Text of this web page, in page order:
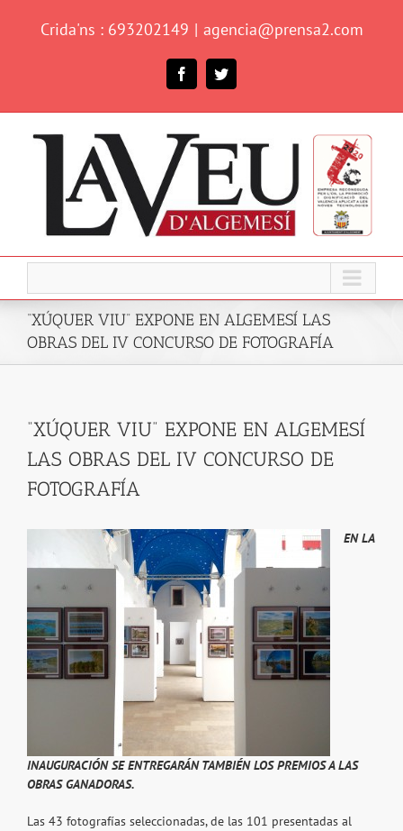
Crida'ns : 693202149 | agencia@prensa2.com
FacebookTwitter
“XÚQUER VIU” EXPONE EN ALGEMESÍ LAS
OBRAS DEL IV CONCURSO DE FOTOGRAFÍA
“XÚQUER VIU” EXPONE EN ALGEMESÍ
LAS OBRAS DEL IV CONCURSO DE
FOTOGRAFÍA
EN LA
INAUGURACIÓN SE ENTREGARÁN TAMBIÉN LOS PREMIOS A LAS
OBRAS GANADORAS.
Las 43 fotografías seleccionadas, de las 101 presentadas al